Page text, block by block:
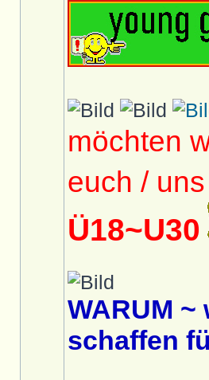
möchten
euch /
Ü18~U30
WARUM
schaffen